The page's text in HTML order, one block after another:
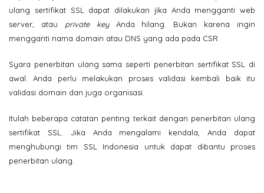
ulang sertifikat SSL dapat dilakukan jika Anda mengganti web
server, atau private keyAnda hilang. Bukan karena ingin
mengganti nama domain atau DNS yang ada pada CSR.
Syara penerbitan ulang sama seperti penerbitan sertifikat SSL di
awal. Anda perlu melakukan proses validasi kembali baik itu
validasi domain dan juga organisasi.
Itulah beberapa catatan penting terkait dengan penerbitan ulang
sertifikat SSL. Jika Anda mengalami kendala, Anda dapat
menghubungi tim SSL Indonesia untuk dapat dibantu proses
penerbitan ulang.